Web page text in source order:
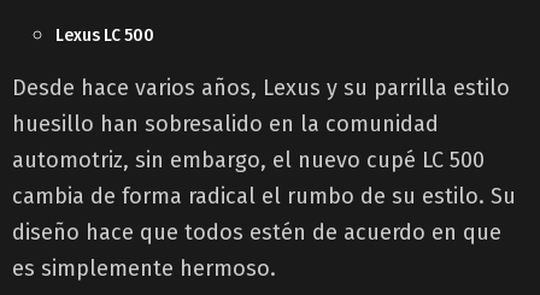
Lexus LC 500
Desde hace varios años, Lexus y su parrilla estilo
huesillo han sobresalido en la comunidad
automotriz, sin embargo, el nuevo cupé LC 500
cambia de forma radical el rumbo de su estilo. Su
diseño hace que todos estén de acuerdo en que
es simplemente hermoso.